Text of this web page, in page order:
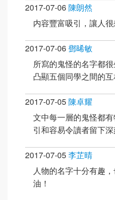
2017-07-06陳朗然
内容豐富吸引，讓人很
2017-07-06鄧晞敏
所寫的鬼怪的名字都
凸顯五個同學之間的互
2017-07-05陳卓耀
文中每一層的鬼怪都
引和容易令讀者留下深
2017-07-05李芷晴
人物的名字十分有趣
油！